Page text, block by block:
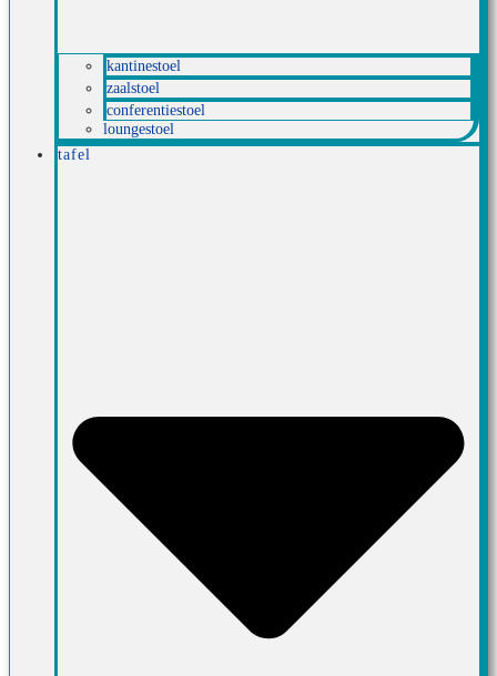
kantinestoel
zaalstoel
conferentiestoel
loungestoel
tafel